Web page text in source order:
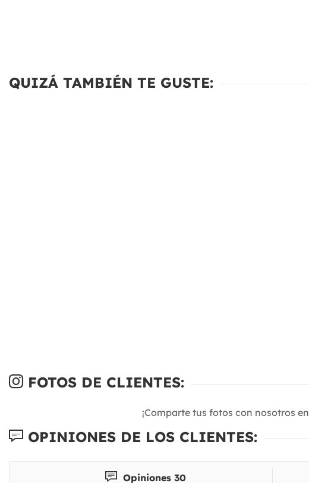
QUIZÁ TAMBIÉN TE GUSTE:
FOTOS DE CLIENTES:
¡Comparte tus fotos con nosotros en
OPINIONES DE LOS CLIENTES:
Opiniones 30